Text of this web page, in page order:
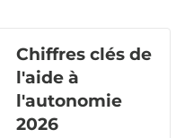
Chiffres clés de
l'aide à
l'autonomie
2026